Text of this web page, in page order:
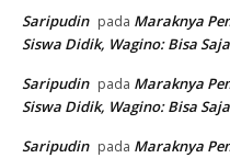
Saripudin pada Maraknya
Siswa Didik, Wagino: Bisa
Saripudin pada Maraknya
Siswa Didik, Wagino: Bisa
Saripudin pada Maraknya